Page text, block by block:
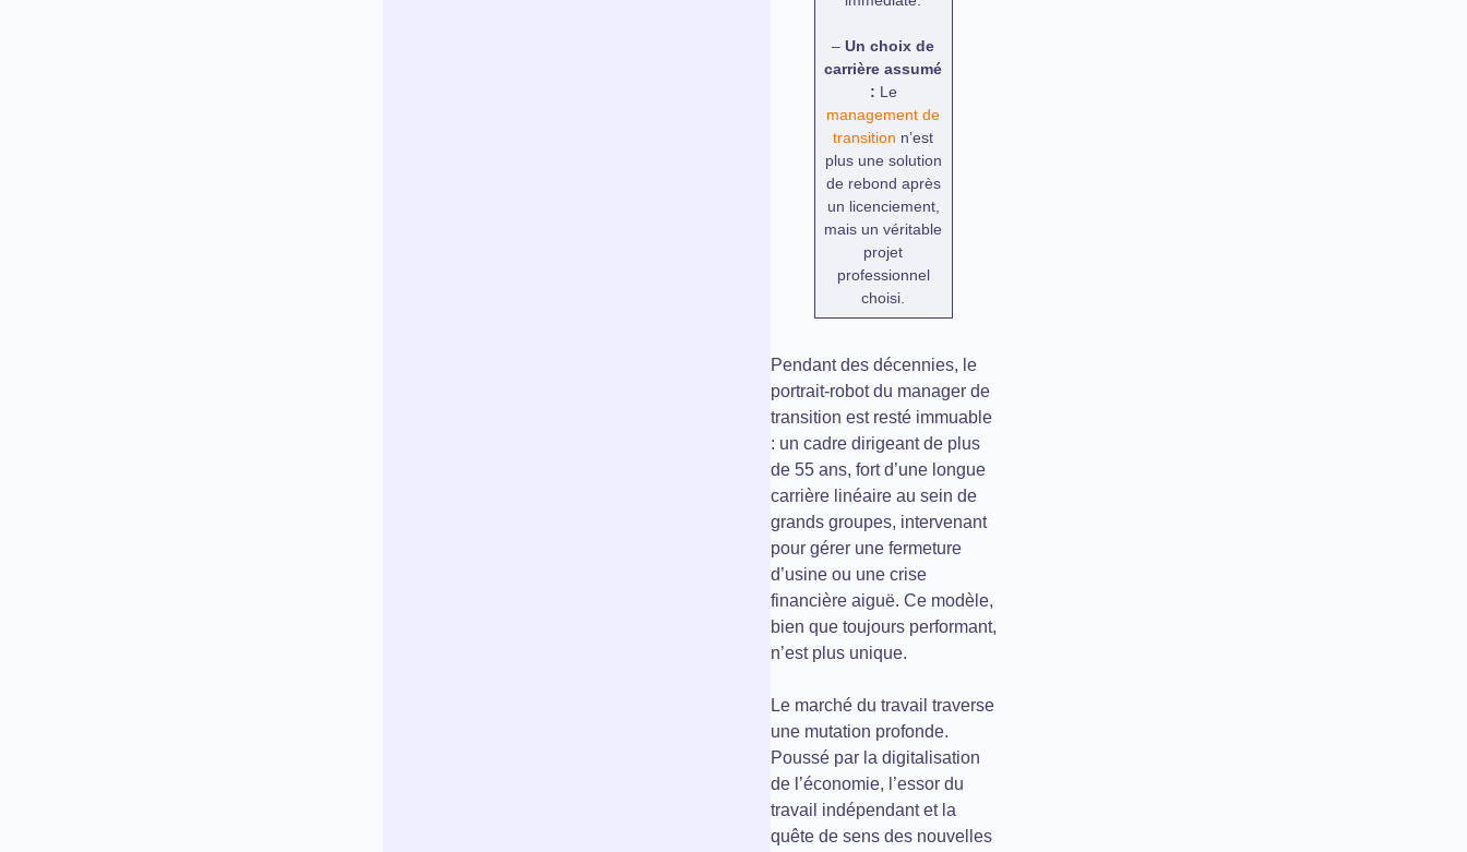
–Un choix de
carrière assumé
: Le
management de
transition n’est
plus une solution
de rebond après
un licenciement,
mais un véritable
projet
professionnel
choisi.
Pendant des décennies, le
portrait-robot du manager de
transition est resté immuable
: un cadre dirigeant de plus
de 55 ans, fort d’une longue
carrière linéaire au sein de
grands groupes, intervenant
pour gérer une fermeture
d’usine ou une crise
financière aiguë. Ce modèle,
bien que toujours performant,
n’est plus unique.
Le marché du travail traverse
une mutation profonde.
Poussé par la digitalisation
de l’économie, l’essor du
travail indépendant et la
quête de sens des nouvelles